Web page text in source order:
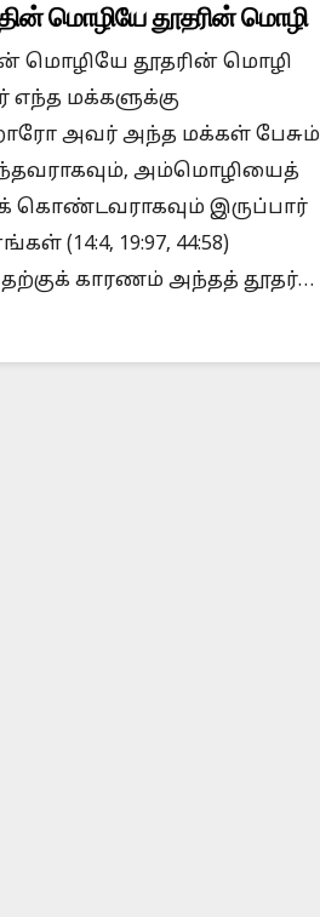
மொழியே தூதரின் மொழி
மொழியே தூதரின் மொழி
எந்த மக்களுக்கு
அவர் அந்த மக்கள் பேசும்
அம்மொழியைத்
கொண்டவராகவும் இருப்பார்
(14:4, 19:97, 44:58)
காரணம் அந்தத் தூதர்…
superior to Jesus?